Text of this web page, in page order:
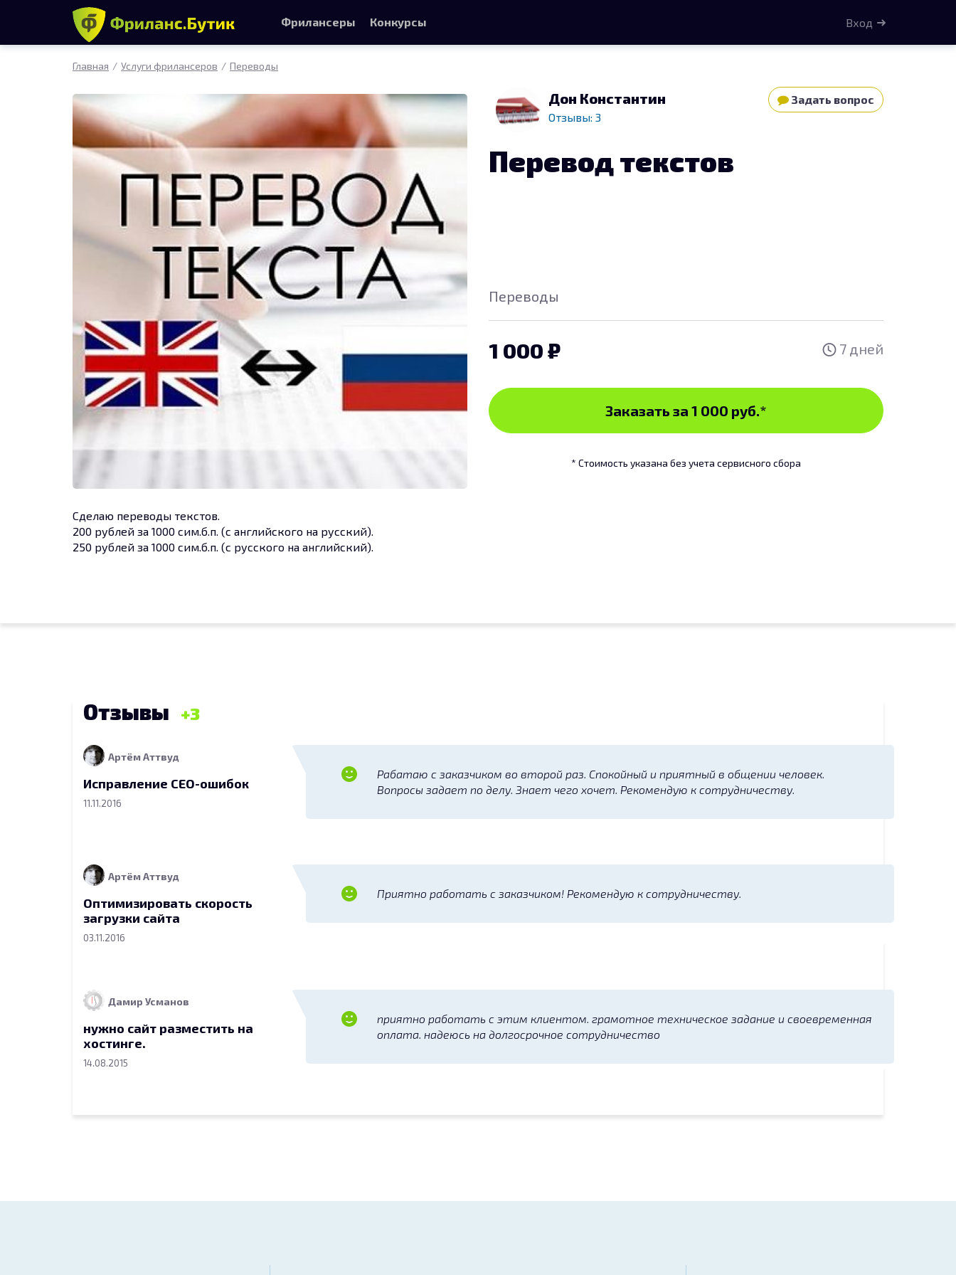
Главная Услуги фрилансеров Переводы
Задать вопрос
Дон Константин
Отзывы: 3
Перевод текстов
Переводы
1 000 7 дней
Заказать за 1 000 руб.*
* Стоимость указана без учета сервисного сбора
Сделаю переводы текстов.
200 рублей за 1000 сим.б.п. (с английского на русский).
250 рублей за 1000 сим.б.п. (с русского на английский).
Отзывы 3
Артём Аттвуд
Исправление СЕО-ошибок
11.11.2016
Рабатаю с заказчиком во второй раз. Спокойный и приятный в общении человек.
Вопросы задает по делу. Знает чего хочет. Рекомендую к сотрудничеству.
Артём Аттвуд
Оптимизировать скорость
загрузки сайта
03.11.2016
Приятно работать с заказчиком! Рекомендую к сотрудничеству.
Дамир Усманов
нужно сайт разместить на
хостинге.
14.08.2015
приятно работать с этим клиентом. грамотное техническое задание и своевременная
оплата. надеюсь на долгосрочное сотрудничество
Фрилансеры Конкурсы Вход